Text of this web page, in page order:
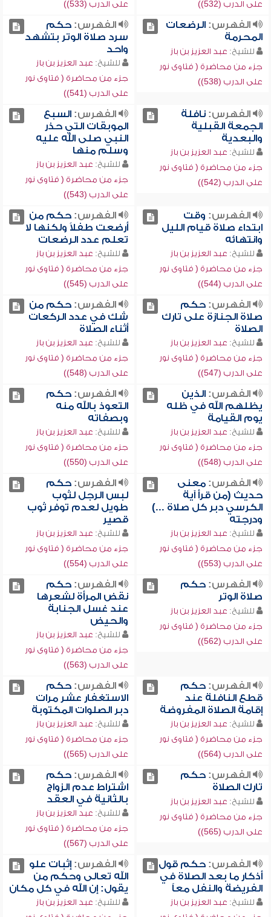
على الدرب (532))
على الدرب (533))
الفهرس:الرضعات
المحرمة
للشيخ: عبد العزيز بن باز
جزء من محاضرة ( فتاوى نور
على الدرب (538))
الفهرس:حكم
سرد صلاة الوتر بتشهد
واحد
للشيخ: عبد العزيز بن باز
جزء من محاضرة ( فتاوى نور
على الدرب (541))
الفهرس:نافلة
الجمعة القبلية
والبعدية
للشيخ: عبد العزيز بن باز
جزء من محاضرة ( فتاوى نور
على الدرب (542))
الفهرس:السبع
الموبقات التي حذر
النبي صلى الله عليه
وسلم منها
للشيخ: عبد العزيز بن باز
جزء من محاضرة ( فتاوى نور
على الدرب (543))
الفهرس: وقت
ابتداء صلاة قيام الليل
وانتهائه
للشيخ: عبد العزيز بن باز
جزء من محاضرة ( فتاوى نور
على الدرب (544))
الفهرس:حكم من
أرضعت طفلاً ولكنها لا
تعلم عدد الرضعات
للشيخ: عبد العزيز بن باز
جزء من محاضرة ( فتاوى نور
على الدرب (545))
الفهرس:حكم
صلاة الجنازة على تارك
الصلاة
للشيخ: عبد العزيز بن باز
جزء من محاضرة ( فتاوى نور
على الدرب (547))
الفهرس:حكم من
شك في عدد الركعات
أثناء الصلاة
للشيخ: عبد العزيز بن باز
جزء من محاضرة ( فتاوى نور
على الدرب (548))
الفهرس:الذين
يظلهم الله في ظله
يوم القيامة
للشيخ: عبد العزيز بن باز
جزء من محاضرة ( فتاوى نور
على الدرب (548))
الفهرس:حكم
التعوذ بالله منه
وبصفاته
للشيخ: عبد العزيز بن باز
جزء من محاضرة ( فتاوى نور
على الدرب (550))
الفهرس:معنى
حديث (من قرأ آية
الكرسي دبر كل صلاة ...)
ودرجته
للشيخ: عبد العزيز بن باز
جزء من محاضرة ( فتاوى نور
على الدرب (553))
الفهرس:حكم
لبس الرجل لثوب
طويل لعدم توفر ثوب
قصير
للشيخ: عبد العزيز بن باز
جزء من محاضرة ( فتاوى نور
على الدرب (554))
الفهرس:حكم
صلاة الوتر
للشيخ: عبد العزيز بن باز
جزء من محاضرة ( فتاوى نور
على الدرب (562))
الفهرس:حكم
نقض المرأة لشعرها
عند غسل الجنابة
والحيض
للشيخ: عبد العزيز بن باز
جزء من محاضرة ( فتاوى نور
على الدرب (563))
الفهرس:حكم
قطع النافلة عند
إقامة الصلاة المفروضة
للشيخ: عبد العزيز بن باز
جزء من محاضرة ( فتاوى نور
على الدرب (564))
الفهرس:حكم
الاستغفار عشر مرات
دبر الصلوات المكتوبة
للشيخ: عبد العزيز بن باز
جزء من محاضرة ( فتاوى نور
على الدرب (565))
الفهرس:حكم
تارك الصلاة
للشيخ: عبد العزيز بن باز
جزء من محاضرة ( فتاوى نور
على الدرب (565))
الفهرس:حكم
اشتراط عدم الزواج
بالثانية في العقد
للشيخ: عبد العزيز بن باز
جزء من محاضرة ( فتاوى نور
على الدرب (567))
الفهرس:حكم قول
أذكار ما بعد الصلاة في
الفريضة والنفل معاً
للشيخ: عبد العزيز بن باز
الفهرس:إثبات علو
الله تعالى وحكم من
يقول: إن الله في كل مكان
للشيخ: عبد العزيز بن باز